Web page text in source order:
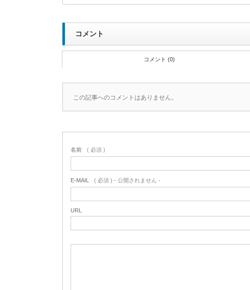
コメント
コメント (0)
この記事へのコメントはありません。
名前 ( 必須 )
E-MAIL ( 必須 ) - 公開されません -
URL